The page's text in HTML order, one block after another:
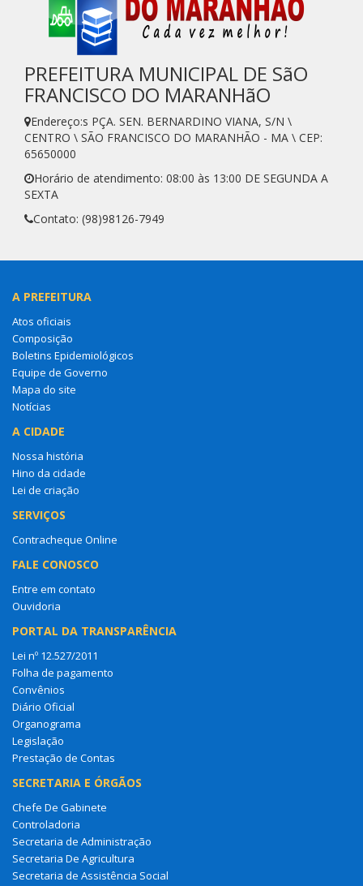
PREFEITURA MUNICIPAL DE SãO
FRANCISCO DO MARANHãO
Endereço:s PÇA. SEN. BERNARDINO VIANA, S/N \
CENTRO \ SÃO FRANCISCO DO MARANHÃO - MA \ CEP:
65650000
Horário de atendimento: 08:00 às 13:00 DE SEGUNDA A
SEXTA
Contato: (98)98126-7949
A PREFEITURA
Atos oficiais
Composição
Boletins Epidemiológicos
Equipe de Governo
Mapa do site
Notícias
A CIDADE
Nossa história
Hino da cidade
Lei de criação
SERVIÇOS
Contracheque Online
FALE CONOSCO
Entre em contato
Ouvidoria
PORTAL DA TRANSPARÊNCIA
Lei nº 12.527/2011
Folha de pagamento
Convênios
Diário Oficial
Organograma
Legislação
Prestação de Contas
SECRETARIA E ÓRGÃOS
Chefe De Gabinete
Controladoria
Secretaria de Administração
Secretaria De Agricultura
Secretaria de Assistência Social